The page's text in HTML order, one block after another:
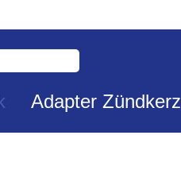
Adapter